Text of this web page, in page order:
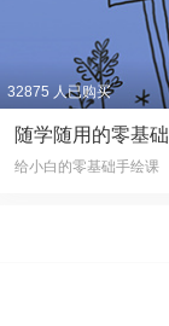
32875 人已购买
随学随用的零基
给小白的零基础手绘课